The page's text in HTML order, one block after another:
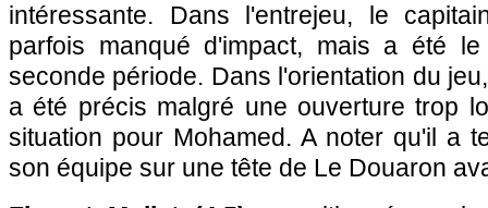
intéressante. Dans l'entrejeu, le
parfois manqué d'impact, mais a été
seconde période. Dans l'orientation du
a été précis malgré une ouverture trop
situation pour Mohamed. A noter qu'il a
son équipe sur une tête de Le Douaron